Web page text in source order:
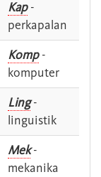
Kap-
perkapalan
Komp-
komputer
Ling-
linguistik
Mek-
mekanika